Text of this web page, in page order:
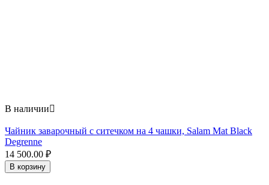
В наличии
Чайник заварочный с ситечком на 4 чашки, Salam Mat Black
Degrenne
14 500.00 ₽
В корзину